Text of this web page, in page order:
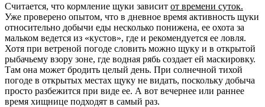
Считается, что кормление щуки зависит от времени суток.
Уже проверено опытом, что в дневное время активность щуки
относительно добычи еды несколько понижена, ее охота за
мальком ведется из «кустов», где и рекомендуется ее ловля.
Хотя при ветреной погоде словить можно щуку и в открытой
рыбачьему взору зоне, где водная рябь создает ей маскировку.
Там она может бродить целый день. При солнечной тихой
погоде в открытых местах щуку не видать, поскольку добыча
просто разбежится при виде ее. А вот вечернее или раннее
время хищнице подходят в самый раз.